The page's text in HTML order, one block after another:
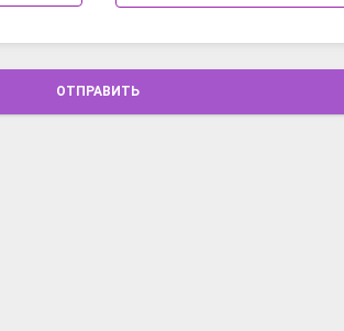
ОТПРАВИТЬ